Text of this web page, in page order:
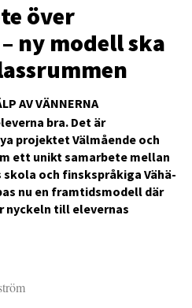
AV VÄNNERNA
över
ny modell ska
bra. Det är
projektet Välmående och
ett unikt samarbete mellan
och finskspråkiga Vähä-
nu en framtidsmodell där
nyckeln till elevernas